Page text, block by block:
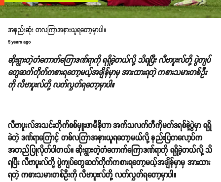
အနည်းဆုံး တလကြာအနားယူရတော့မှာပါ။
5 years ago
ဆိုးရွားတဲ့တံကောက်ကြောဒဏ်ရာကို ရရှိခဲ့တယ်လို့ သိရပြီး လီဗာပူးလ်တို့ ပွဲကျပ်
တွေဆက်တိုက်ကစားရတော့မယ့်အချိန်မှာမှ အားထားရတဲ့ ကစားသမားတစ်ဦး
ကို လီဗာပူးလ်တို့ လက်လွှတ်ရတော့မှာပါ။
လီဗာပူးလ်အသင်းတိုက်စစ်မှူးဖာမီနိုဟာ အက်သလက်တီကိုမက်ဒရစ်နဲ့ပွဲမှာ ရရှိ
ခဲတဲ့ ဒဏ်ရာကြောင့် တစ်လကြာအနားယူရတော့မယ်လို့ နည်းပြကလော့ပ်က
အတည်ပြုလိုက်ပါတယ်။ ဆိုးရွားတဲ့တံကောက်ကြောဒဏ်ရာကို ရရှိခဲ့တယ်လို့ သိ
ရပြီး လီဗာပူးလ်တို့ ပွဲကျပ်တွေဆက်တိုက်ကစားရတော့မယ့်အချိန်မှာမှ အားထား
ရတဲ့ ကစားသမားတစ်ဦးကို လီဗာပူးလ်တို့ လက်လွှတ်ရတော့မှာပါ။